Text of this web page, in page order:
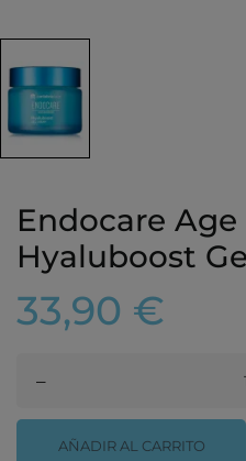
Endocare
Hyaluboost
33,90 €
–
AÑADIR AL CARRITO